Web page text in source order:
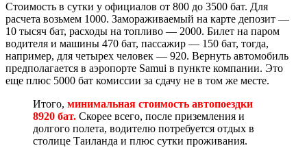
Стоимость в сутки у официалов от 800 до 3500 бат. Для
расчета возьмем 1000. Замораживаемый на карте депозит —
10 тысяч бат, расходы на топливо — 2000. Билет на паром
водителя и машины 470 бат, пассажир — 150 бат, тогда,
например, для четырех человек — 920. Вернуть автомобиль
предполагается в аэропорте Samui в пункте компании. Это
еще плюс 5000 бат комиссии за сдачу не в том же месте.
Итого, минимальная стоимость автопоездки
8920 бат. Скорее всего, после приземления и
долгого полета, водителю потребуется отдых в
столице Таиланда и плюс сутки проживания.